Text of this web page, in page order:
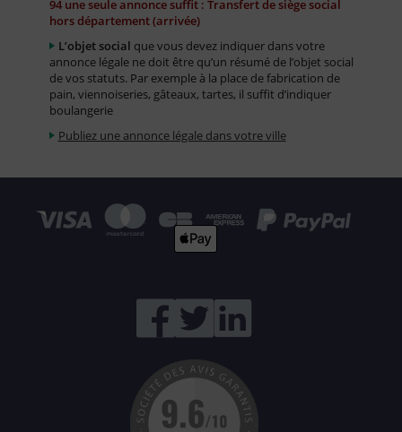
94 une seule annonce suffit : Transfert de siège social
hors département (arrivée)
L’objet social que vous devez indiquer dans votre
annonce légale ne doit être qu’un résumé de l’objet social
de vos statuts. Par exemple à la place de fabrication de
pain, viennoiseries, gâteaux, tartes, il suffit d’indiquer
boulangerie
Publiez une annonce légale dans votre ville